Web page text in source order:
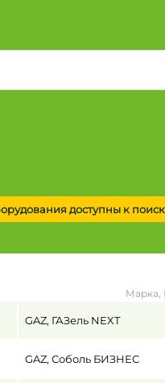
доступны к
Марка,
GAZ, ГАЗель NEXT
GAZ, Соболь БИЗНЕС